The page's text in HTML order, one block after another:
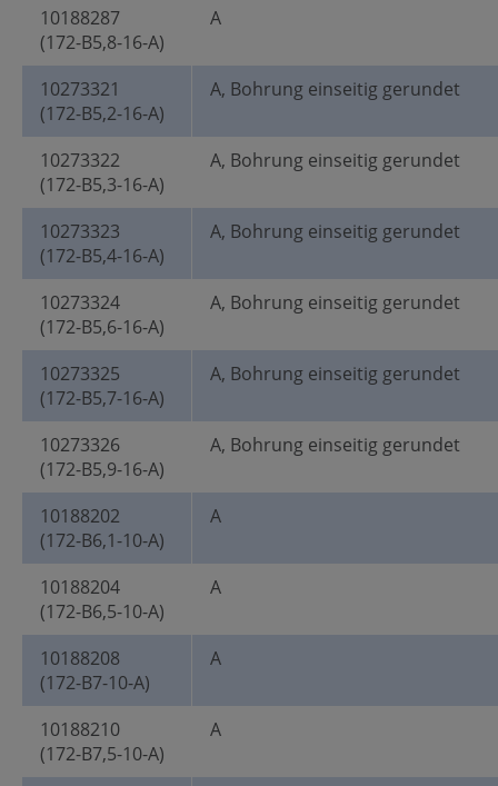
10188287
(172-B5,8-16-A)
A
10273321
(172-B5,2-16-A)
A, Bohrung einseitig gerundet
10273322
(172-B5,3-16-A)
A, Bohrung einseitig gerundet
10273323
(172-B5,4-16-A)
A, Bohrung einseitig gerundet
10273324
(172-B5,6-16-A)
A, Bohrung einseitig gerundet
10273325
(172-B5,7-16-A)
A, Bohrung einseitig gerundet
10273326
(172-B5,9-16-A)
A, Bohrung einseitig gerundet
10188202
(172-B6,1-10-A)
A
10188204
(172-B6,5-10-A)
A
10188208
(172-B7-10-A)
A
10188210
(172-B7,5-10-A)
A